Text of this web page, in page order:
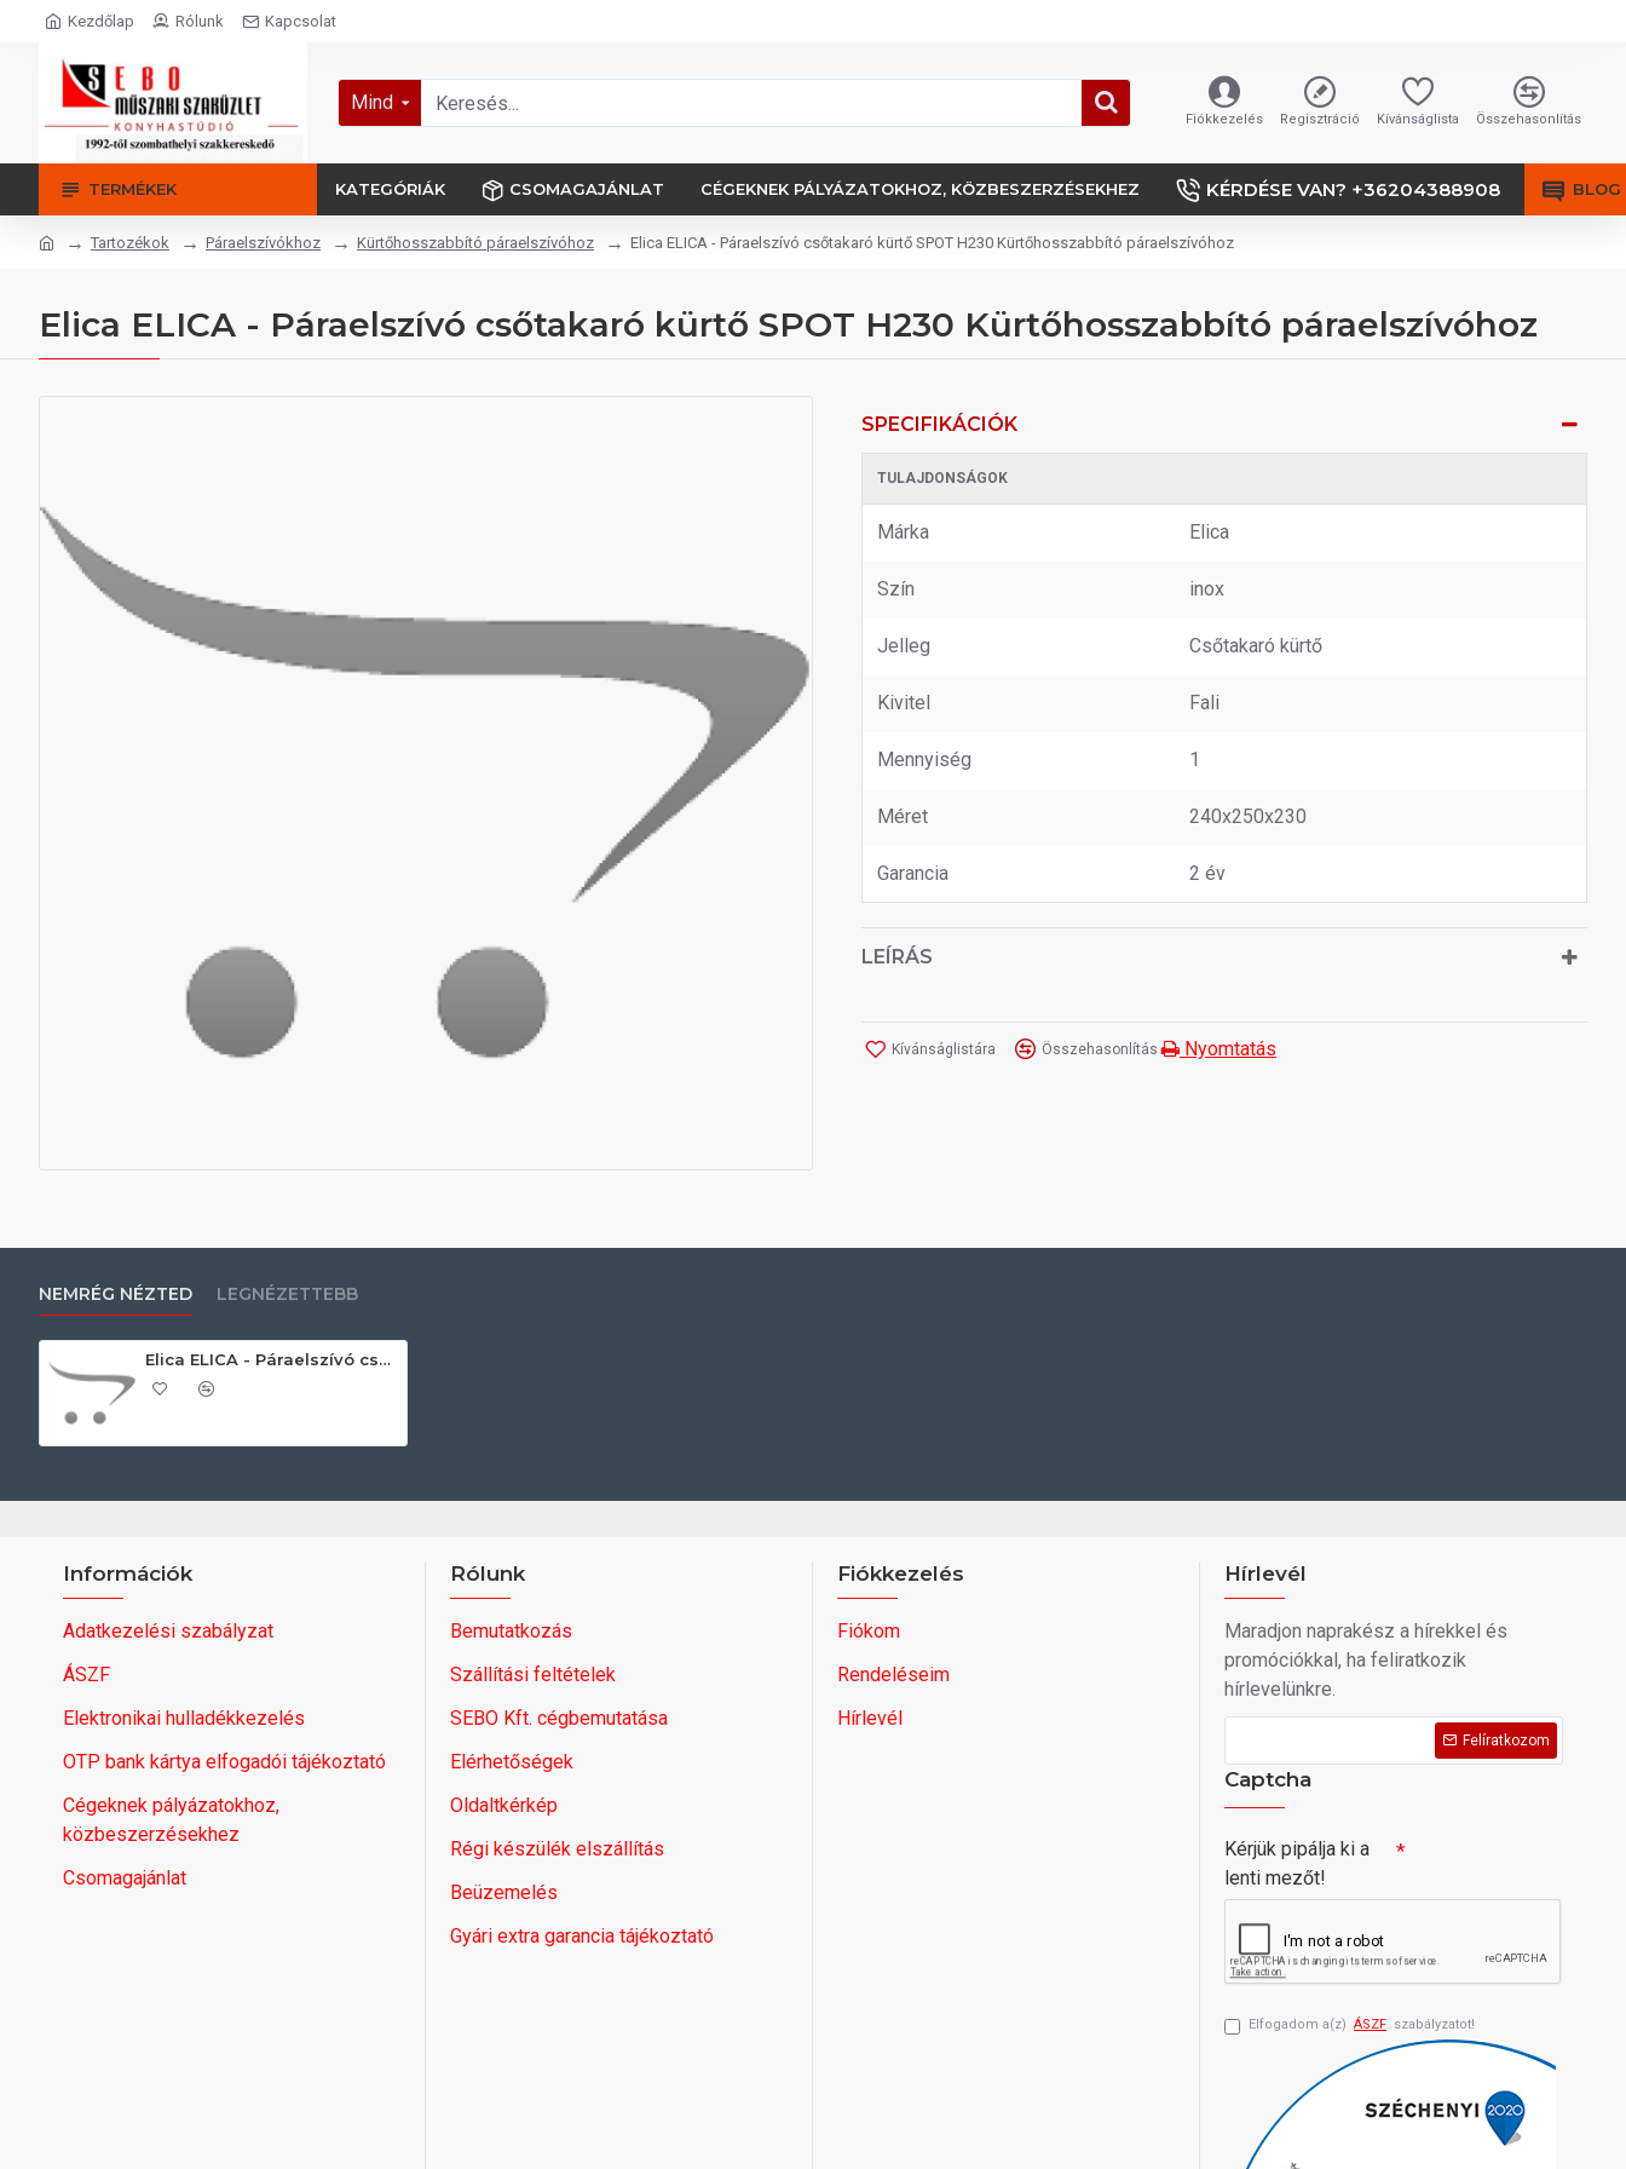
Kezdőlap Rólunk Kapcsolat
Mind
Fiókkezelés Regisztráció Kívánságlista Összehasonlítás
TERMÉKEK KATEGÓRIÁK CSOMAGAJÁNLAT CÉGEKNEK PÁLYÁZATOKHOZ, KÖZBESZERZÉSEKHEZ KÉRDÉSE VAN? +36204388908 BLOG
Tartozékok Páraelszívókhoz Kürtőhosszabbító páraelszívóhoz Elica ELICA - Páraelszívó csőtakaró kürtő SPOT H230 Kürtőhosszabbító páraelszívóhoz
Elica ELICA - Páraelszívó csőtakaró kürtő SPOT H230 Kürtőhosszabbító páraelszívóhoz
SPECIFIKÁCIÓK
TULAJDONSÁGOK
Márka Elica
Szín inox
Jelleg Csőtakaró kürtő
Kivitel Fali
Mennyiség 1
Méret 240x250x230
Garancia 2 év
LEÍRÁS
Kívánságlistára Összehasonlítás Nyomtatás
NEMRÉG NÉZTED LEGNÉZETTEBB
Elica ELICA - Páraelszívó csőtakaró kürtő SPOT H230 Kürtőhosszabbító páraelszívóhoz
Információk
Adatkezelési szabályzat
ÁSZF
Elektronikai hulladékkezelés
OTP bank kártya elfogadói tájékoztató
Cégeknek pályázatokhoz,
közbeszerzésekhez
Csomagajánlat
Rólunk
Bemutatkozás
Szállítási feltételek
SEBO Kft. cégbemutatása
Elérhetőségek
Oldaltkérkép
Régi készülék elszállítás
Beüzemelés
Gyári extra garancia tájékoztató
Fiókkezelés
Fiókom
Rendeléseim
Hírlevél
Hírlevél
Maradjon naprakész a hírekkel és
promóciókkal, ha feliratkozik
hírlevelünkre.
Felíratkozom
Captcha
Kérjük pipálja ki a
lenti mezőt!
Elfogadom a(z) ÁSZF szabályzatot!